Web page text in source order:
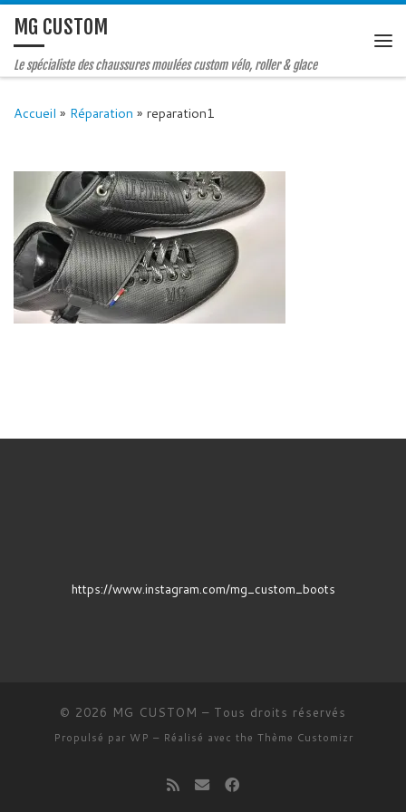
MG CUSTOM
Le spécialiste des chaussures moulées custom vélo, roller & glace
Accueil » Réparation » reparation1
https://www.instagram.com/mg_custom_boots
© 2026 MG CUSTOM – Tous droits réservés
Propulsé par WP – Réalisé avec the Thème Customizr